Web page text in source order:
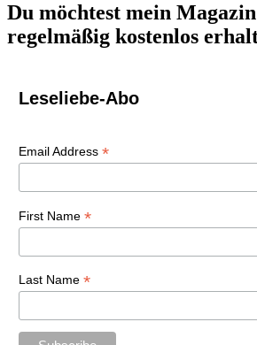
Du möchtest mein
regelmäßig kostenlos
Leseliebe-Abo
Email Address *
First Name *
Last Name *